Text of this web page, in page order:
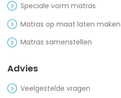
Speciale vorm matras
Matras op maat laten maken
Matras samenstellen
Advies
Veelgestelde vragen